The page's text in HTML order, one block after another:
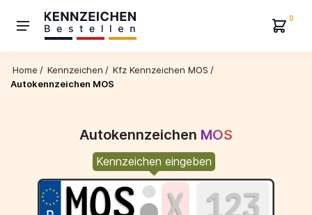
0
Home / Kennzeichen / Kfz Kennzeichen MOS /
Autokennzeichen MOS
Autokennzeichen MOS
Kennzeichen eingeben